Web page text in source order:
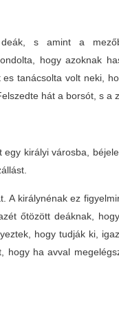
s amint a
hogy azoknak
es tanácsolta volt neki,
hát a borsót, s a
egy királyi városba,
királynénak ez
őtözött deáknak,
hogy tudják ki,
hogy ha avval